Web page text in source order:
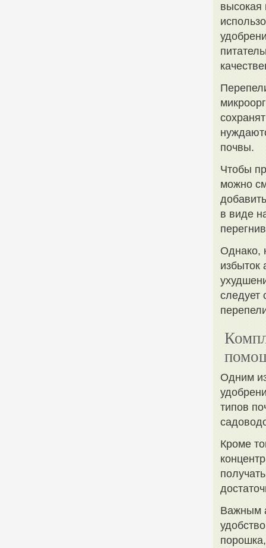
высокая
почвы.
Чтобы
можно
в виде
Однако,
избыток
следует
Одним
типов
Кроме
Важным